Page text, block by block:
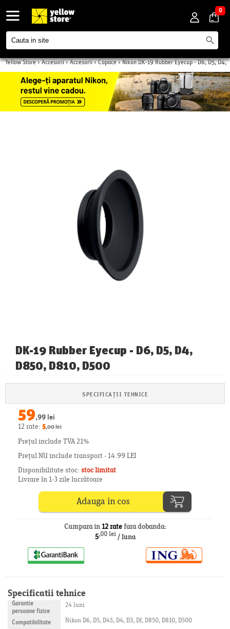
0
Yellow Store>Accesorii>Accesorii>Capace>Nikon DK-19 Rubber Eyecup - D6, D5, D4,
D850, D810, D500
DK-19 Rubber Eyecup - D6, D5, D4,
D850, D810, D500
SPECIFICAȚII TEHNICE
59,99 lei
12 rate: 5,00 lei
Prețul include TVA 21%
Prețul NU include transport - 14.99 LEI
Disponibilitate stoc:stoc limitat
Livrare în 1-3 zile lucrătoare
Cumpara in12 ratefara dobanda:
5,00 lei/ luna
Specificatii tehnice
Garantie
persoane fizice 24 luni
Compatibilitate Nikon D6, D5, D4S, D4, D3, Df, D850, D810, D500